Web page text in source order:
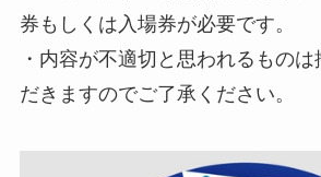
券もしくは入場券が必要です。
・内容が不適切と思われるもの
だきますのでご了承ください。